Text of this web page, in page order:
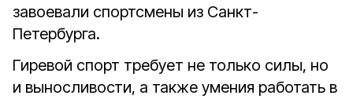
завоевали спортсмены из Санкт-
Петербурга.
Гиревой спорт требует не только силы, но
и выносливости, а также умения работать в